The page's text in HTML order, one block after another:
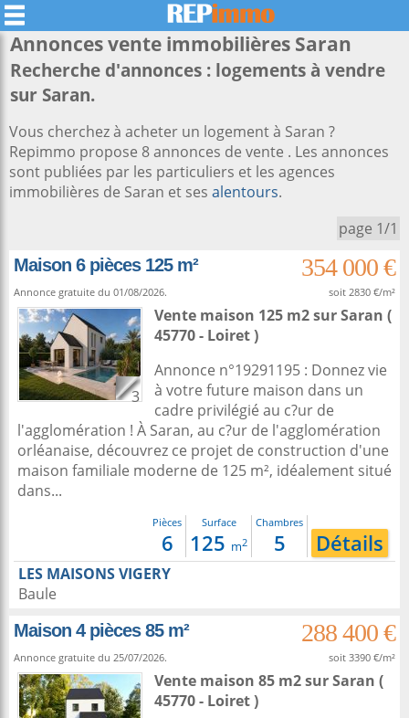
Annonces vente immobilières Saran
Recherche d'annonces : logements à vendre
sur Saran.
Vous cherchez à acheter un logement à Saran ?
Repimmo propose 8 annonces de vente . Les annonces
sont publiées par les particuliers et les agences
immobilières de Saran et ses alentours.
page 1/1
Maison 6 pièces 125 m²
354 000 €
Annonce gratuite du 01/08/2026. soit 2830 €/m²
3
Vente maison 125 m2surSaran (
45770 - Loiret )
Annonce n°19291195 : Donnez vie
à votre future maison dans un
cadre privilégié au c?ur de
l'agglomération ! À Saran, au c?ur de l'agglomération
orléanaise, découvrez ce projet de construction d'une
maison familiale moderne de 125 m², idéalement situé
dans...
Pièces
6
Surface
125 m2
Chambres
5 Détails
LES MAISONS VIGERY
Baule
Maison 4 pièces 85 m²
288 400 €
Annonce gratuite du 25/07/2026. soit 3390 €/m²
Vente maison 85 m2surSaran (
45770 - Loiret )